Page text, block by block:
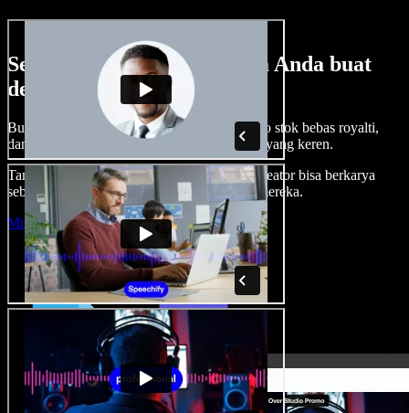
Sedikit contoh hal yang bisa Anda buat
dengan Speechify Studio.
Buat voice over, tambah gambar, audio, video stok bebas royalti,
dan kloning suara untuk proyek audio-video yang keren.
Tanpa kurva belajar, semua dari browser—kreator bisa berkarya
sebebas mungkin dan wujudkan ide kreatif mereka.
Mulai Studio